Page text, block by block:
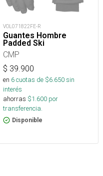
VOL071822FE-R
Guantes Hombre
Padded Ski
CMP
$ 39.900
en 6cuotas de $6.650sin
interés
ahorras $1.600 por
transferencia.
Disponible